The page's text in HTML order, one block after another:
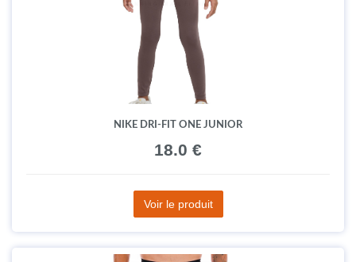
NIKE DRI-FIT ONE JUNIOR
18.0 €
Voir le produit